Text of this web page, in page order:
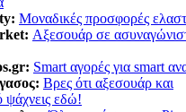
Μοναδικές προσφορές
Αξεσουάρ σε
Smart αγορές για smart
Βρες ότι αξεσουάρ και
ψάχνεις εδώ!